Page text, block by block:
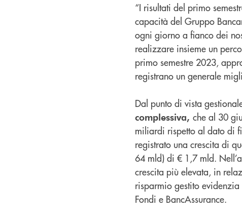
“I risultati del primo
capacità del Gruppo
ogni giorno a fianco dei
realizzare insieme un
primo semestre 2023,
registrano un generale
Dal punto di vista
complessiva, che al 30
miliardi rispetto al dato di
registrato una crescita di
64 mld) di € 1,7 mld.
crescita più elevata, in
risparmio gestito
Fondi e BancAssurance.